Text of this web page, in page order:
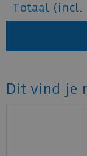
Totaal (incl.
Dit vind je